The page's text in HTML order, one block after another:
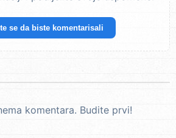
se da biste komentarisali
komentara. Budite prvi!